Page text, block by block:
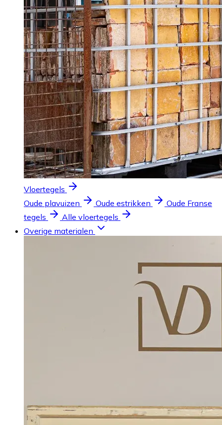
Vloertegels
Oude plavuizen
Oude estrikken
Oude Franse
tegels
Alle vloertegels
Overige materialen